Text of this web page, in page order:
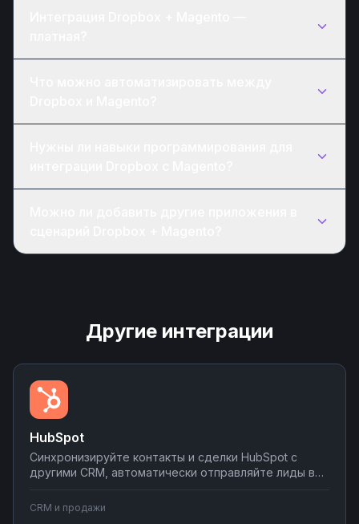
Другие интеграции
HubSpot
Синхронизируйте контакты и сделки HubSpot с
другими CRM, автоматически отправляйте лиды в
в планировщиках при изменении статуса сделки.
Настраивайте двусторонний обмен данными без
CRM и продажи